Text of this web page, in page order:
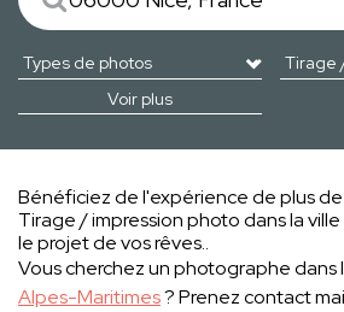
Voir plus
Bénéficiez de l'expérience de plus
Tirage / impression photo dans la
le projet de vos rêves..
Vous cherchez un photographe
Alpes-Maritimes? Prenez contact